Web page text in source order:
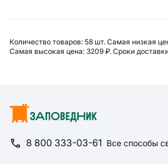
Сводная
Количество товаров: 58 шт. Самая низкая
Самая высокая цена: 3209 ₽. Сроки
8 800 333-03-61 Все способы